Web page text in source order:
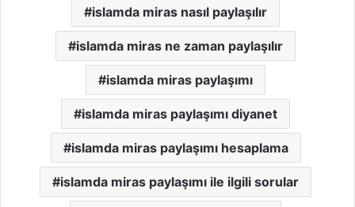
islamda miras nasıl paylaşılır
islamda miras ne zaman paylaşılır
islamda miras paylaşımı
islamda miras paylaşımı diyanet
islamda miras paylaşımı hesaplama
islamda miras paylaşımı ile ilgili sorular